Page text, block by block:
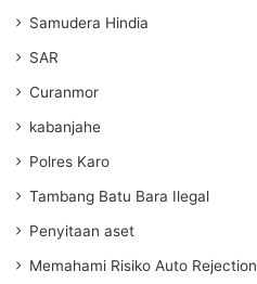
Samudera Hindia
SAR
Curanmor
kabanjahe
Polres Karo
Tambang Batu Bara Ilegal
Penyitaan aset
Memahami Risiko Auto Rejection